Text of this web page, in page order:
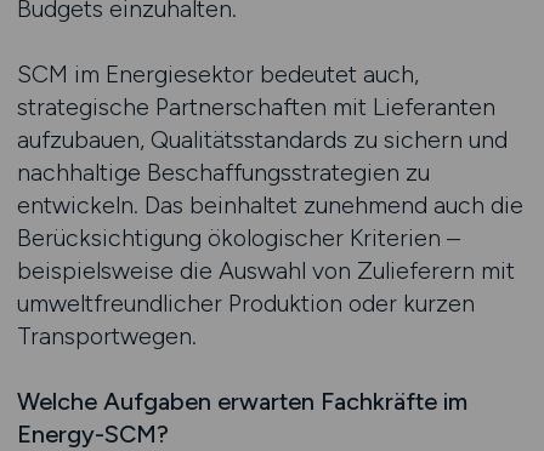
Budgets einzuhalten.
SCM im Energiesektor bedeutet auch,
strategische Partnerschaften mit Lieferanten
aufzubauen, Qualitätsstandards zu sichern und
nachhaltige Beschaffungsstrategien zu
entwickeln. Das beinhaltet zunehmend auch die
Berücksichtigung ökologischer Kriterien –
beispielsweise die Auswahl von Zulieferern mit
umweltfreundlicher Produktion oder kurzen
Transportwegen.
Welche Aufgaben erwarten Fachkräfte im
Energy-SCM?